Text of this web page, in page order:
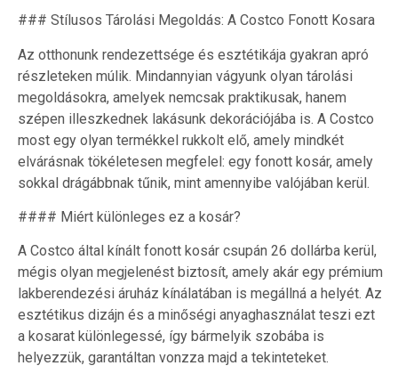
### Stílusos Tárolási Megoldás: A Costco Fonott Kosara
Az otthonunk rendezettsége és esztétikája gyakran apró
részleteken múlik. Mindannyian vágyunk olyan tárolási
megoldásokra, amelyek nemcsak praktikusak, hanem
szépen illeszkednek lakásunk dekorációjába is. A Costco
most egy olyan termékkel rukkolt elő, amely mindkét
elvárásnak tökéletesen megfelel: egy fonott kosár, amely
sokkal drágábbnak tűnik, mint amennyibe valójában kerül.
#### Miért különleges ez a kosár?
A Costco által kínált fonott kosár csupán 26 dollárba kerül,
mégis olyan megjelenést biztosít, amely akár egy prémium
lakberendezési áruház kínálatában is megállná a helyét. Az
esztétikus dizájn és a minőségi anyaghasználat teszi ezt
a kosarat különlegessé, így bármelyik szobába is
helyezzük, garantáltan vonzza majd a tekinteteket.